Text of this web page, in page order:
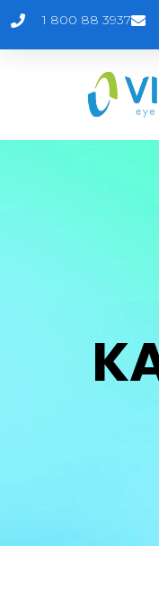
1 800 88 3937